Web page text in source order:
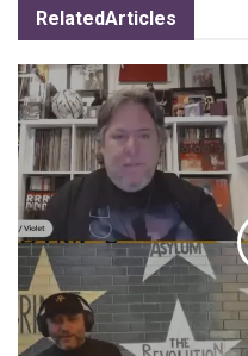
RelatedArticles